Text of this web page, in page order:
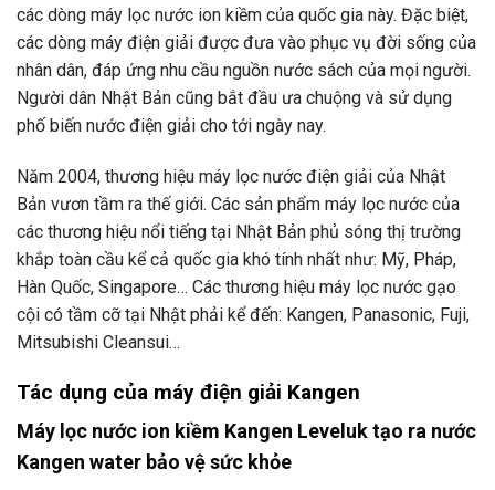
các dòng máy lọc nước ion kiềm của quốc gia này. Đặc biệt,
các dòng máy điện giải được đưa vào phục vụ đời sống của
nhân dân, đáp ứng nhu cầu nguồn nước sách của mọi người.
Người dân Nhật Bản cũng bắt đầu ưa chuộng và sử dụng
phố biến nước điện giải cho tới ngày nay.
Năm 2004, thương hiệu máy lọc nước điện giải của Nhật
Bản vươn tầm ra thế giới. Các sản phẩm máy lọc nước của
các thương hiệu nổi tiếng tại Nhật Bản phủ sóng thị trường
khắp toàn cầu kể cả quốc gia khó tính nhất như: Mỹ, Pháp,
Hàn Quốc, Singapore… Các thương hiệu máy lọc nước gạo
cội có tầm cỡ tại Nhật phải kể đến: Kangen, Panasonic, Fuji,
Mitsubishi Cleansui…
Tác dụng của máy điện giải Kangen
Máy lọc nước ion kiềm Kangen Leveluk tạo ra nước
Kangen water bảo vệ sức khỏe